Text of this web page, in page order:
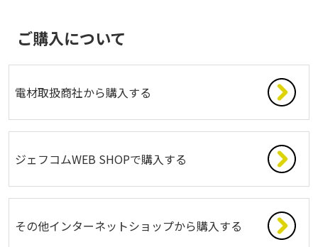
ご購入について
電材取扱商社から購入する
ジェフコムWEB SHOPで購入する
その他インターネットショップから購入する